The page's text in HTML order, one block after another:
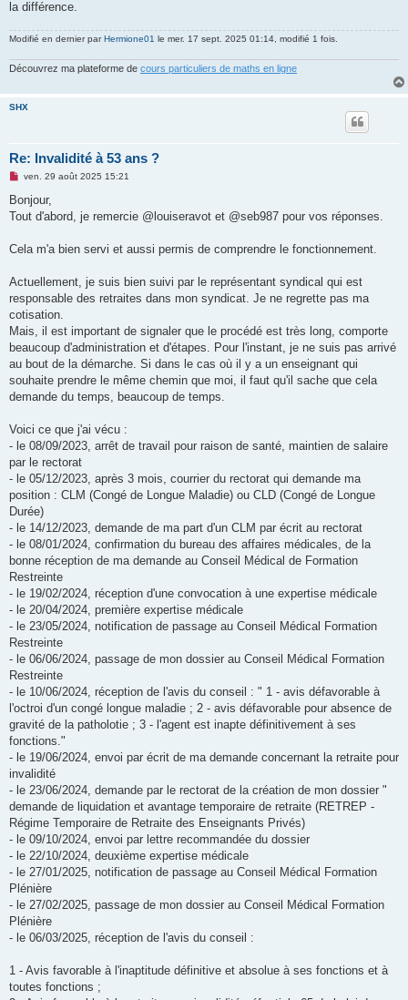
o
n
u
la différence.
Modifié en dernier parHermione01 le mer. 17 sept. 2025 01:14, modifié 1 fois.
Découvrez ma plateforme de cours particuliers de maths en ligne
SHX
Re: Invalidité à 53 ans ?
M
s
a
n
l
u
ven. 29 août 2025 15:21
Bonjour,
Tout d'abord, je remercie @louiseravot et @seb987 pour vos réponses.
Cela m'a bien servi et aussi permis de comprendre le fonctionnement.
Actuellement, je suis bien suivi par le représentant syndical qui est
responsable des retraites dans mon syndicat. Je ne regrette pas ma
cotisation.
Mais, il est important de signaler que le procédé est très long, comporte
beaucoup d'administration et d'étapes. Pour l'instant, je ne suis pas arrivé
au bout de la démarche. Si dans le cas où il y a un enseignant qui
souhaite prendre le même chemin que moi, il faut qu'il sache que cela
demande du temps, beaucoup de temps.
Voici ce que j'ai vécu :
- le 08/09/2023, arrêt de travail pour raison de santé, maintien de salaire
par le rectorat
- le 05/12/2023, après 3 mois, courrier du rectorat qui demande ma
position : CLM (Congé de Longue Maladie) ou CLD (Congé de Longue
Durée)
- le 14/12/2023, demande de ma part d'un CLM par écrit au rectorat
- le 08/01/2024, confirmation du bureau des affaires médicales, de la
bonne réception de ma demande au Conseil Médical de Formation
Restreinte
- le 19/02/2024, réception d'une convocation à une expertise médicale
- le 20/04/2024, première expertise médicale
- le 23/05/2024, notification de passage au Conseil Médical Formation
Restreinte
- le 06/06/2024, passage de mon dossier au Conseil Médical Formation
Restreinte
- le 10/06/2024, réception de l'avis du conseil : " 1 - avis défavorable à
l'octroi d'un congé longue maladie ; 2 - avis défavorable pour absence de
gravité de la patholotie ; 3 - l'agent est inapte définitivement à ses
fonctions."
- le 19/06/2024, envoi par écrit de ma demande concernant la retraite pour
invalidité
- le 23/06/2024, demande par le rectorat de la création de mon dossier "
demande de liquidation et avantage temporaire de retraite (RETREP -
Régime Temporaire de Retraite des Enseignants Privés)
- le 09/10/2024, envoi par lettre recommandée du dossier
- le 22/10/2024, deuxième expertise médicale
- le 27/01/2025, notification de passage au Conseil Médical Formation
Plénière
- le 27/02/2025, passage de mon dossier au Conseil Médical Formation
Plénière
- le 06/03/2025, réception de l'avis du conseil :
1 - Avis favorable à l'inaptitude définitive et absolue à ses fonctions et à
toutes fonctions ;